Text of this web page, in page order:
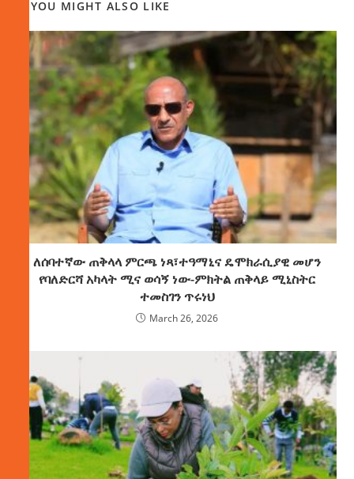
YOU MIGHT ALSO LIKE
ለሰባተኛው ጠቅላላ ምርጫ ነጻ፣ተዓማኒና ዴሞክራሲያዊ መሆን
የባለድርሻ አካላት ሚና ወሳኝ ነው-ምክትል ጠቅላይ ሚኒስትር
ተመስገን ጥሩነህ
March 26, 2026